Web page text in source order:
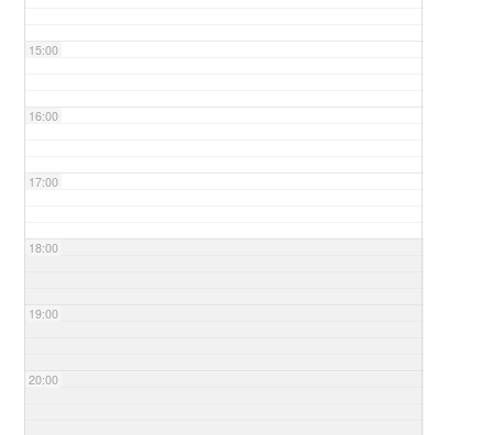
15:00
16:00
17:00
18:00
19:00
20:00